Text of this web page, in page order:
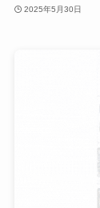
2025年5月30日